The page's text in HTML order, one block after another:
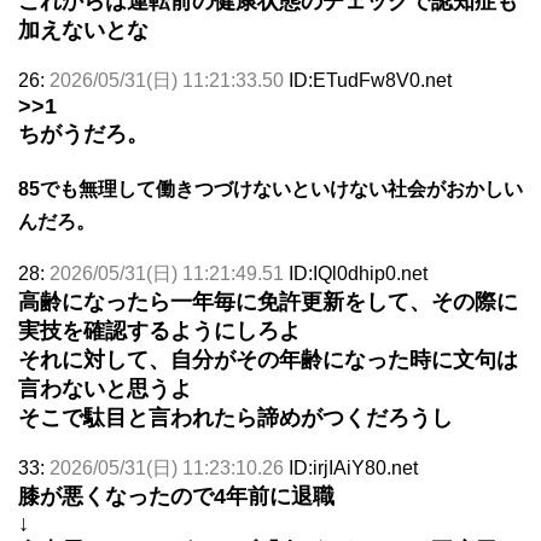
加えないとな
26: 2026/05/31(日) 11:21:33.50 ID:ETudFw8V0.net
>>1
ちがうだろ。
85でも無理して働きつづけないといけない社会がおかしい
んだろ。
28: 2026/05/31(日) 11:21:49.51 ID:IQl0dhip0.net
高齢になったら一年毎に免許更新をして、その際に
実技を確認するようにしろよ
それに対して、自分がその年齢になった時に文句は
言わないと思うよ
そこで駄目と言われたら諦めがつくだろうし
33: 2026/05/31(日) 11:23:10.26 ID:irjIAiY80.net
膝が悪くなったので4年前に退職
↓